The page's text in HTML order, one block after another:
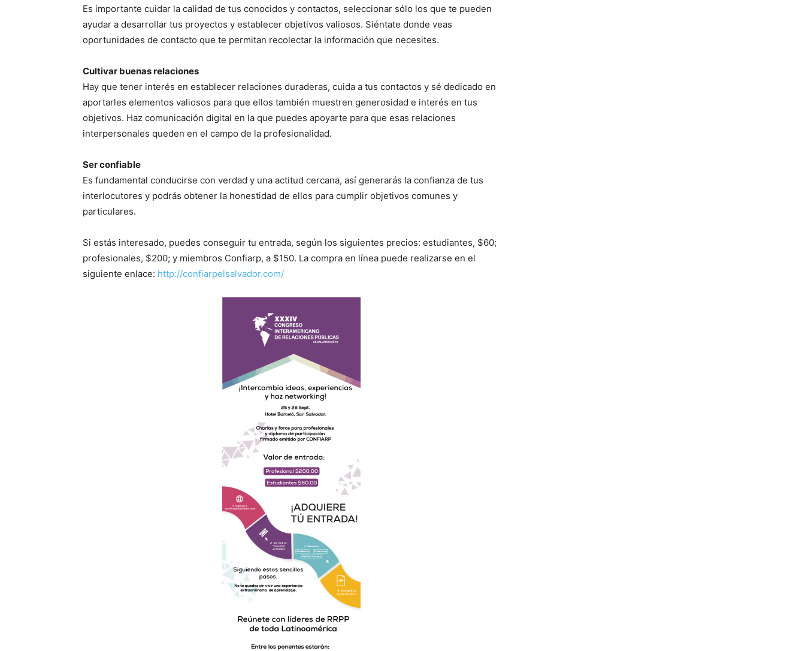
Es importante cuidar la calidad de tus conocidos y contactos, seleccionar sólo los que te pueden
ayudar a desarrollar tus proyectos y establecer objetivos valiosos. Siéntate donde veas
oportunidades de contacto que te permitan recolectar la información que necesites.
Cultivar buenas relaciones
Hay que tener interés en establecer relaciones duraderas, cuida a tus contactos y sé dedicado en
aportarles elementos valiosos para que ellos también muestren generosidad e interés en tus
objetivos. Haz comunicación digital en la que puedes apoyarte para que esas relaciones
interpersonales queden en el campo de la profesionalidad.
Ser confiable
Es fundamental conducirse con verdad y una actitud cercana, así generarás la confianza de tus
interlocutores y podrás obtener la honestidad de ellos para cumplir objetivos comunes y
particulares.
Si estás interesado, puedes conseguir tu entrada, según los siguientes precios: estudiantes, $60;
profesionales, $200; y miembros Confiarp, a $150. La compra en línea puede realizarse en el
siguiente enlace: http://confiarpelsalvador.com/